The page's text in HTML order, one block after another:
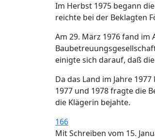
Im Herbst 1975 begann
reichte bei der Beklagten
Am 29. März 1976 fand
einigte sich darauf, daß
Da das Land im Jahre
1977 und 1978 fragte die
die Klägerin bejahte.
166
Mit Schreiben vom 15.